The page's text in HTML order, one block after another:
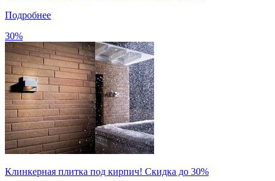
Подробнее
30%
Клинкерная плитка под кирпич! Скидка до 30%